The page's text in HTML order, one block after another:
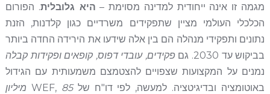
מגמה זו אינה ייחודית למדינה מסוימת – היא גלובלית. הפורום
הכלכלי העולמי מציין שתפקידים משרדיים כגון קלדנות, הזנת
נתונים ותפקידי מנהלה הם בין אלה שידעו את הירידה החדה ביותר
בביקוש עד 2030. גם
פקידים, עובדי דפוס, קופאים ופקידות קבלה
נמנים על המקצועות שצפויים להצטמצם משמעותית עם הגידול
באוטומציה ובדיגיטציה. למעשה, לפי דו"ח של WEF,
85 מיליון